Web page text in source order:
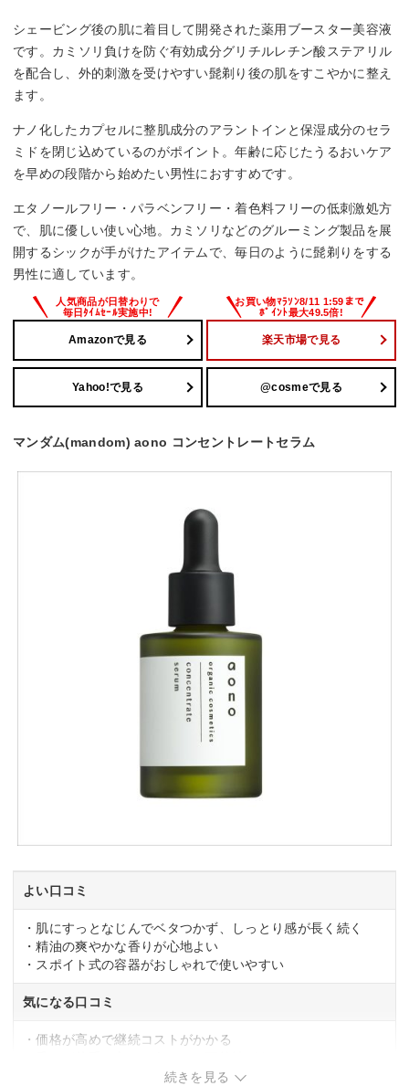
シェービング後の肌に着目して開発された薬用ブースター美容液
です。カミソリ負けを防ぐ有効成分グリチルレチン酸ステアリル
を配合し、外的刺激を受けやすい髭剃り後の肌をすこやかに整え
ます。
ナノ化したカプセルに整肌成分のアラントインと保湿成分のセラ
ミドを閉じ込めているのがポイント。年齢に応じたうるおいケア
を早めの段階から始めたい男性におすすめです。
エタノールフリー・パラベンフリー・着色料フリーの低刺激処方
で、肌に優しい使い心地。カミソリなどのグルーミング製品を展
開するシックが手がけたアイテムで、毎日のように髭剃りをする
男性に適しています。
Amazonで見る 楽天市場で見る
Yahoo!で見る @cosmeで見る
マンダム(mandom) aono コンセントレートセラム
よい口コミ
・肌にすっとなじんでベタつかず、しっとり感が長く続く
・精油の爽やかな香りが心地よい
・スポイト式の容器がおしゃれで使いやすい
気になる口コミ
・価格が高めで継続コストがかかる
続きを見る